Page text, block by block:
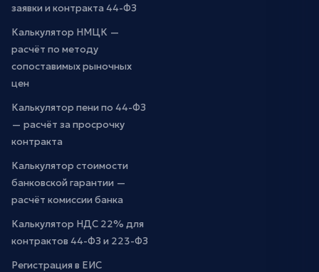
заявки и контракта 44-ФЗ
Калькулятор НМЦК —
расчёт по методу
сопоставимых рыночных
цен
Калькулятор пени по 44-ФЗ
— расчёт за просрочку
контракта
Калькулятор стоимости
банковской гарантии —
расчёт комиссии банка
Калькулятор НДС 22% для
контрактов 44-ФЗ и 223-ФЗ
Регистрация в ЕИС